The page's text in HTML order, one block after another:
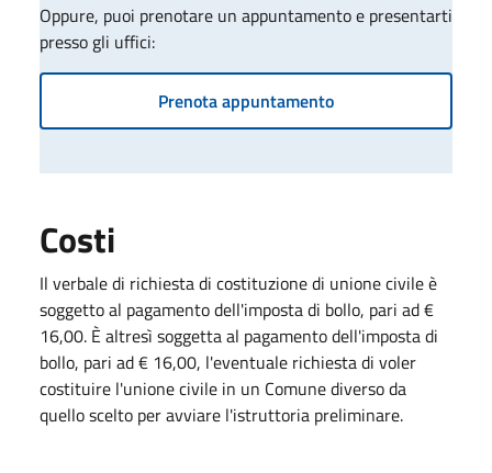
Oppure, puoi prenotare un appuntamento e presentarti
presso gli uffici:
Prenota appuntamento
Costi
Il verbale di richiesta di costituzione di unione civile è
soggetto al pagamento dell'imposta di bollo, pari ad €
16,00. È altresì soggetta al pagamento dell'imposta di
bollo, pari ad € 16,00, l'eventuale richiesta di voler
costituire l'unione civile in un Comune diverso da
quello scelto per avviare l'istruttoria preliminare.